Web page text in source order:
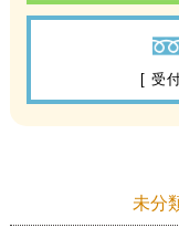
[ 受
未分